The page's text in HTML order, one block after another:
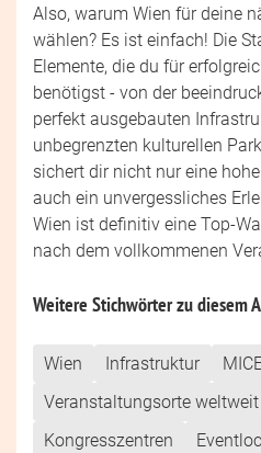
Also, warum Wien für deine
wählen? Es ist einfach! Die
Elemente, die du für
benötigst - von der
perfekt ausgebauten
unbegrenzten kulturellen
sichert dir nicht nur eine
auch ein unvergessliches
Wien ist definitiv eine Top-
nach dem vollkommenen
Weitere Stichwörter zu diesem
Wien Infrastruktur
Veranstaltungsorte weltweit
Kongresszentren